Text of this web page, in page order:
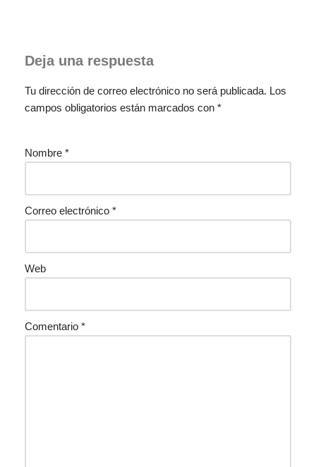
Deja una respuesta
Tu dirección de correo electrónico no será publicada. Los
campos obligatorios están marcados con *
Nombre *
Correo electrónico *
Web
Comentario *